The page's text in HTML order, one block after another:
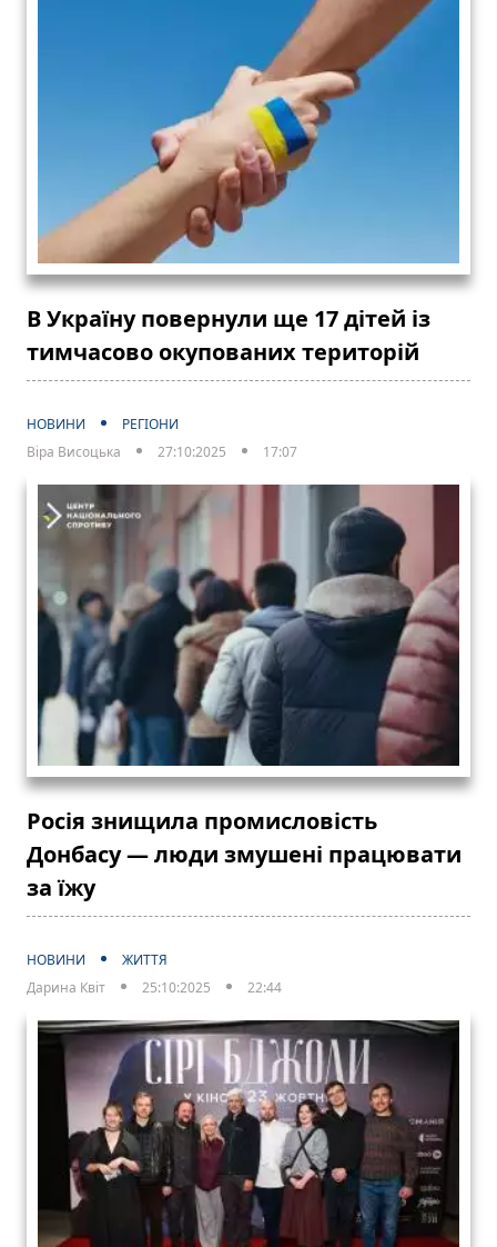
В Україну повернули ще 17 дітей із
тимчасово окупованих територій
НОВИНИ
РЕГІОНИ
Віра Висоцька
27:10:2025 17:07
Росія знищила промисловість
Донбасу — люди змушені працювати
за їжу
НОВИНИ
ЖИТТЯ
Дарина Квіт
25:10:2025 22:44